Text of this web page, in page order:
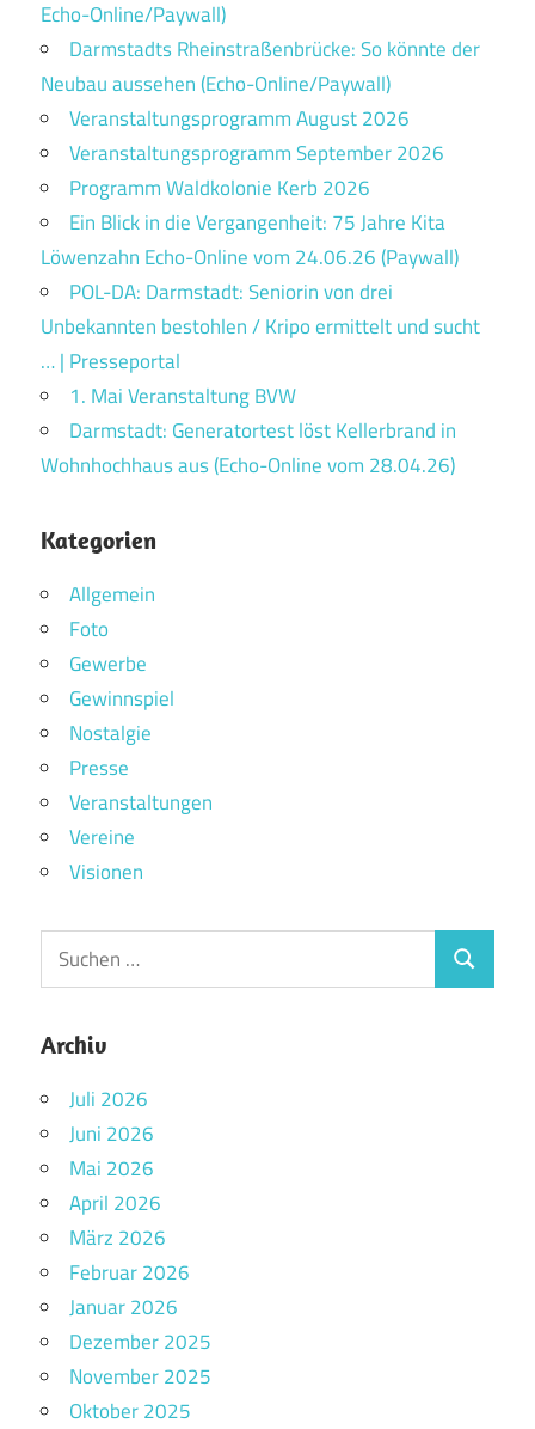
Echo-Online/Paywall)
Darmstadts Rheinstraßenbrücke: So könnte der
Neubau aussehen (Echo-Online/Paywall)
Veranstaltungsprogramm August 2026
Veranstaltungsprogramm September 2026
Programm Waldkolonie Kerb 2026
Ein Blick in die Vergangenheit: 75 Jahre Kita
Löwenzahn Echo-Online vom 24.06.26 (Paywall)
POL-DA: Darmstadt: Seniorin von drei
Unbekannten bestohlen / Kripo ermittelt und sucht
… | Presseportal
1. Mai Veranstaltung BVW
Darmstadt: Generatortest löst Kellerbrand in
Wohnhochhaus aus (Echo-Online vom 28.04.26)
Kategorien
Allgemein
Foto
Gewerbe
Gewinnspiel
Nostalgie
Presse
Veranstaltungen
Vereine
Visionen
Archiv
Juli 2026
Juni 2026
Mai 2026
April 2026
März 2026
Februar 2026
Januar 2026
Dezember 2025
November 2025
Oktober 2025